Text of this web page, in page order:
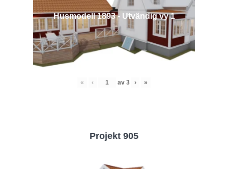
Husmodell 1893 - Utvändig vy 1
« ‹ av 3 › »
Projekt 905